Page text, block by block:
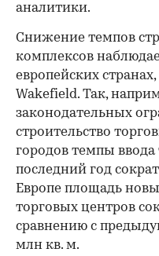
аналитики.
Снижение темпов
комплексов
европейских
Wakefield. Так,
законодательных
строительство
городов темпы ввода
последний год
Европе площадь
торговых центров
сравнению с
млн кв. м.